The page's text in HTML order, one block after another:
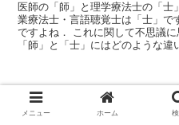
医師の「師」と理学療法士の「
業療法士・言語聴覚士は「士」で
ですよね． これに関して不思議
「師」と「士」にはどのような違
未分類
理学
覚士
メニュー ホーム